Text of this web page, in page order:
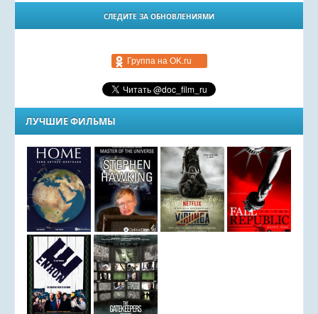
СЛЕДИТЕ ЗА ОБНОВЛЕНИЯМИ
Группа на OK.ru
ЛУЧШИЕ ФИЛЬМЫ